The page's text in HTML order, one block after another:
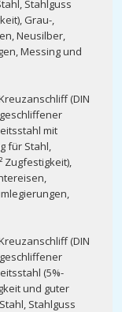
Stahlguss
Grau-,
Neusilber,
Messing und
(DIN
mit
für Stahl,
Zugfestigkeit),
(DIN
(5%-
und guter
Stahlguss